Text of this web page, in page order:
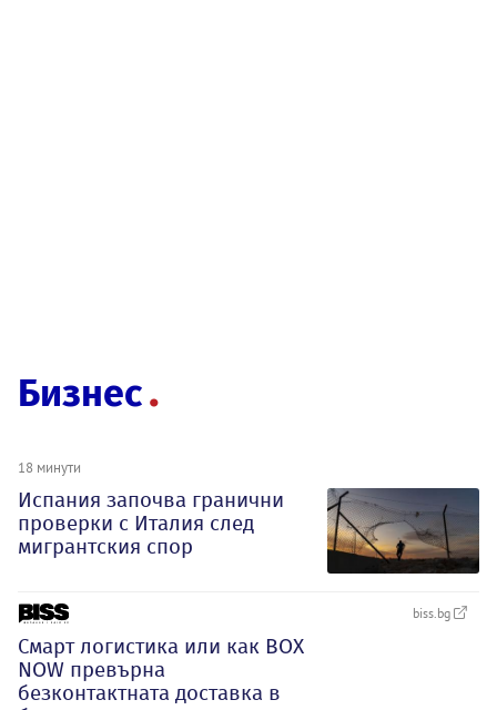
Бизнес
18 минути
Испания започва гранични
проверки с Италия след
мигрантския спор
biss.bg
Смарт логистика или как BOX
NOW превърна
безконтактната доставка в